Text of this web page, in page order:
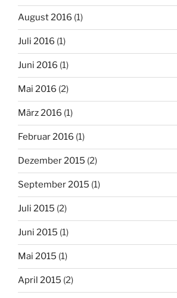
August 2016 (1)
Juli 2016 (1)
Juni 2016 (1)
Mai 2016 (2)
März 2016 (1)
Februar 2016 (1)
Dezember 2015 (2)
September 2015 (1)
Juli 2015 (2)
Juni 2015 (1)
Mai 2015 (1)
April 2015 (2)